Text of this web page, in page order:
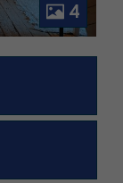
4